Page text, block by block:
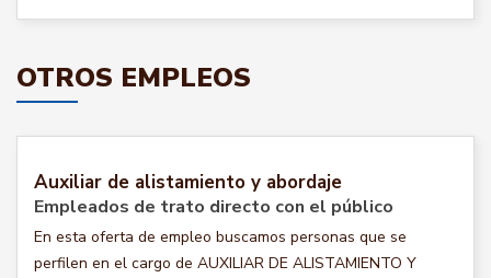
OTROS EMPLEOS
Auxiliar de alistamiento y abordaje
Empleados de trato directo con el público
En esta oferta de empleo buscamos personas que se
perfilen en el cargo de AUXILIAR DE ALISTAMIENTO Y